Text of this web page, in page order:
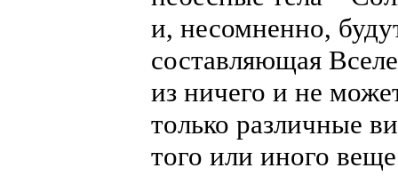
и, несомненно,
составляющая
из ничего и не
только различные
того или иного